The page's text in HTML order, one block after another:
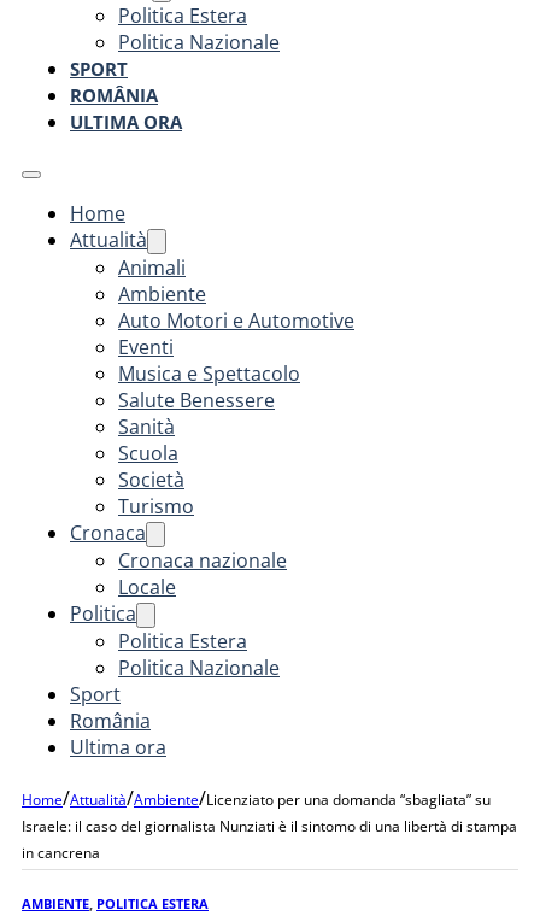
Politica Estera
Politica Nazionale
SPORT
ROMÂNIA
ULTIMA ORA
Home
Attualità
Animali
Ambiente
Auto Motori e Automotive
Eventi
Musica e Spettacolo
Salute Benessere
Sanità
Scuola
Società
Turismo
Cronaca
Cronaca nazionale
Locale
Politica
Politica Estera
Politica Nazionale
Sport
România
Ultima ora
Home/Attualità/Ambiente/Licenziato per una domanda “sbagliata” su
Israele: il caso del giornalista Nunziati è il sintomo di una libertà di stampa
in cancrena
AMBIENTE POLITICA ESTERA